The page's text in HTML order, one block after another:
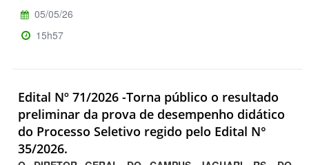
05/05/26
15h57
Edital Nº 71/2026 -Torna público o resultado
preliminar da prova de desempenho didático
do Processo Seletivo regido pelo Edital N°
35/2026.